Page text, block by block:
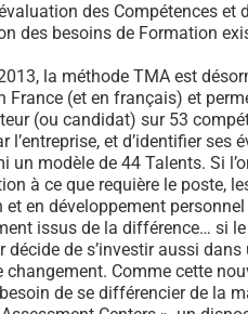
des Compétences et
des besoins de Formation
la méthode TMA est
France (et en français) et
(ou candidat) sur 53
l’entreprise, et d’identifier ses
un modèle de 44 Talents. Si
à ce que requière le poste,
en développement personnel
issus de la différence… si le
décide de s’investir aussi dans
changement. Comme cette
de se différencier de la